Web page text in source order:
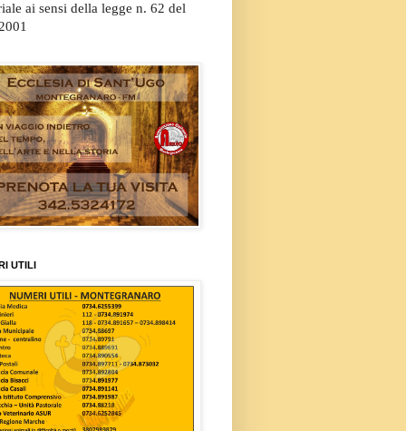
ai sensi della legge n. 62 del
UTILI